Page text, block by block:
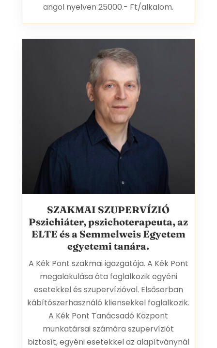
angol nyelven 25000.- Ft/alkalom.
PROF. DR. RÁCZ JÓZSEFS
SZAKMAI SZUPERVÍZIÓ
Pszichiáter, pszichoterapeuta, az
ELTE és a Semmelweis Egyetem
egyetemi tanára.
A Kék Pont szakmai igazgatója. A Kék Pont
megalakulása óta foglalkozik egyéni
esetekkel és szupervízióval. Elsősorban
kábítószerhasználó kliensekkel foglalkozik.
A Kék Pont Tanácsadó Központ
munkatársai számára szupervíziót
biztosít, egyéni esetekkel az alapítványnál